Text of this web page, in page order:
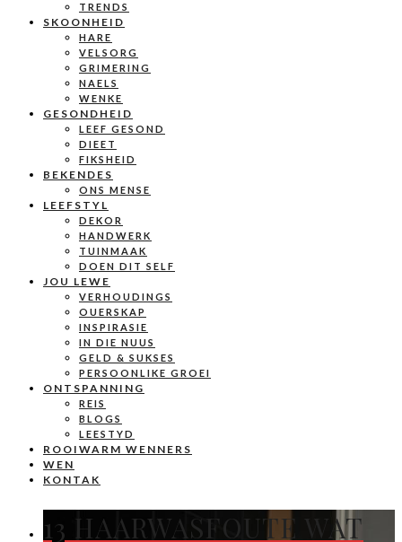
TRENDS
SKOONHEID
HARE
VELSORG
GRIMERING
NAELS
WENKE
GESONDHEID
LEEF GESOND
DIEET
FIKSHEID
BEKENDES
ONS MENSE
LEEFSTYL
DEKOR
HANDWERK
TUINMAAK
DOEN DIT SELF
JOU LEWE
VERHOUDINGS
OUERSKAP
INSPIRASIE
IN DIE NUUS
GELD & SUKSES
PERSOONLIKE GROEI
ONTSPANNING
REIS
BLOGS
LEESTYD
ROOIWARM WENNERS
WEN
KONTAK
13 HAARWASFOUTE WAT